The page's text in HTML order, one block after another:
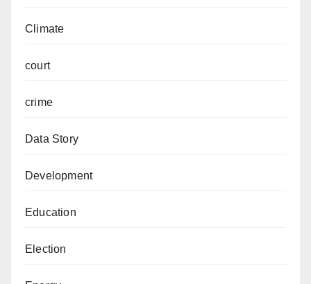
Climate
court
crime
Data Story
Development
Education
Election